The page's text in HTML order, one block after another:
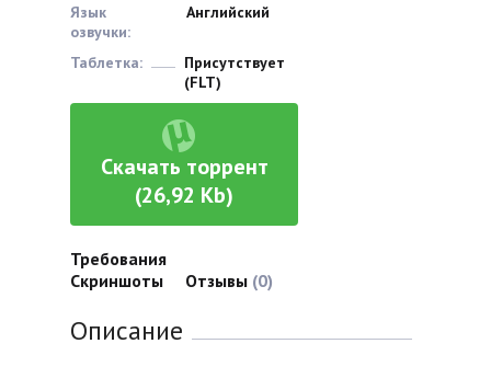
Язык
озвучки:
Английский
Таблетка:
Присутствует
(FLT)
Скачать торрент
(26,92 Kb)
Требования
Скриншоты
Отзывы (0)
Описание